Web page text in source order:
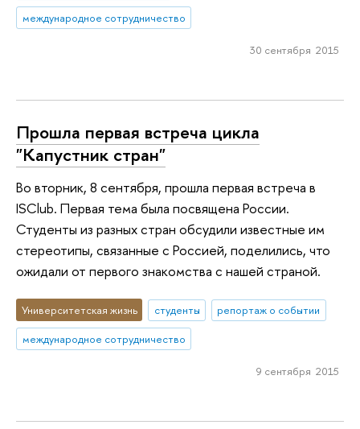
международное сотрудничество
30 сентября 2015
Прошла первая встреча цикла
"Капустник стран"
Во вторник, 8 сентября, прошла первая встреча в
ISClub. Первая тема была посвящена России.
Студенты из разных стран обсудили известные им
стереотипы, связанные с Россией, поделились, что
ожидали от первого знакомства с нашей страной.
Университетская жизнь студенты
репортаж о событии
международное сотрудничество
9 сентября 2015